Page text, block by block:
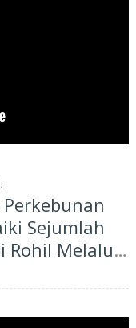
Sejumlah
Rohil Melalui